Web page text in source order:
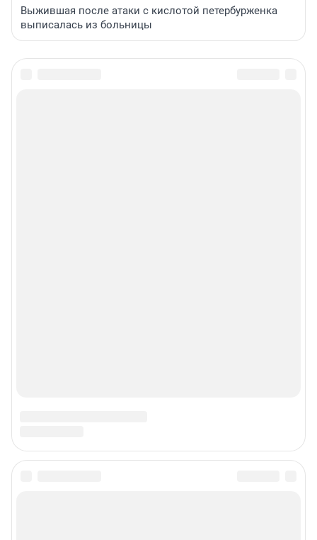
Выжившая после атаки с кислотой петербурженка
выписалась из больницы